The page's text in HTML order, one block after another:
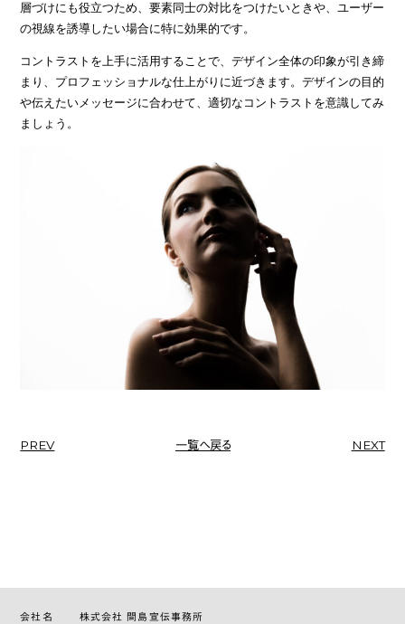
層づけにも役立つため、要素同士の対比をつけたいときや、ユーザー
の視線を誘導したい場合に特に効果的です。
コントラストを上手に活用することで、デザイン全体の印象が引き締
まり、プロフェッショナルな仕上がりに近づきます。デザインの目的
や伝えたいメッセージに合わせて、適切なコントラストを意識してみ
ましょう。
PREV 一覧へ戻る NEXT
会社名 株式会社 間島宣伝事務所